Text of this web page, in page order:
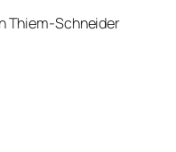
Thiem-Schneider